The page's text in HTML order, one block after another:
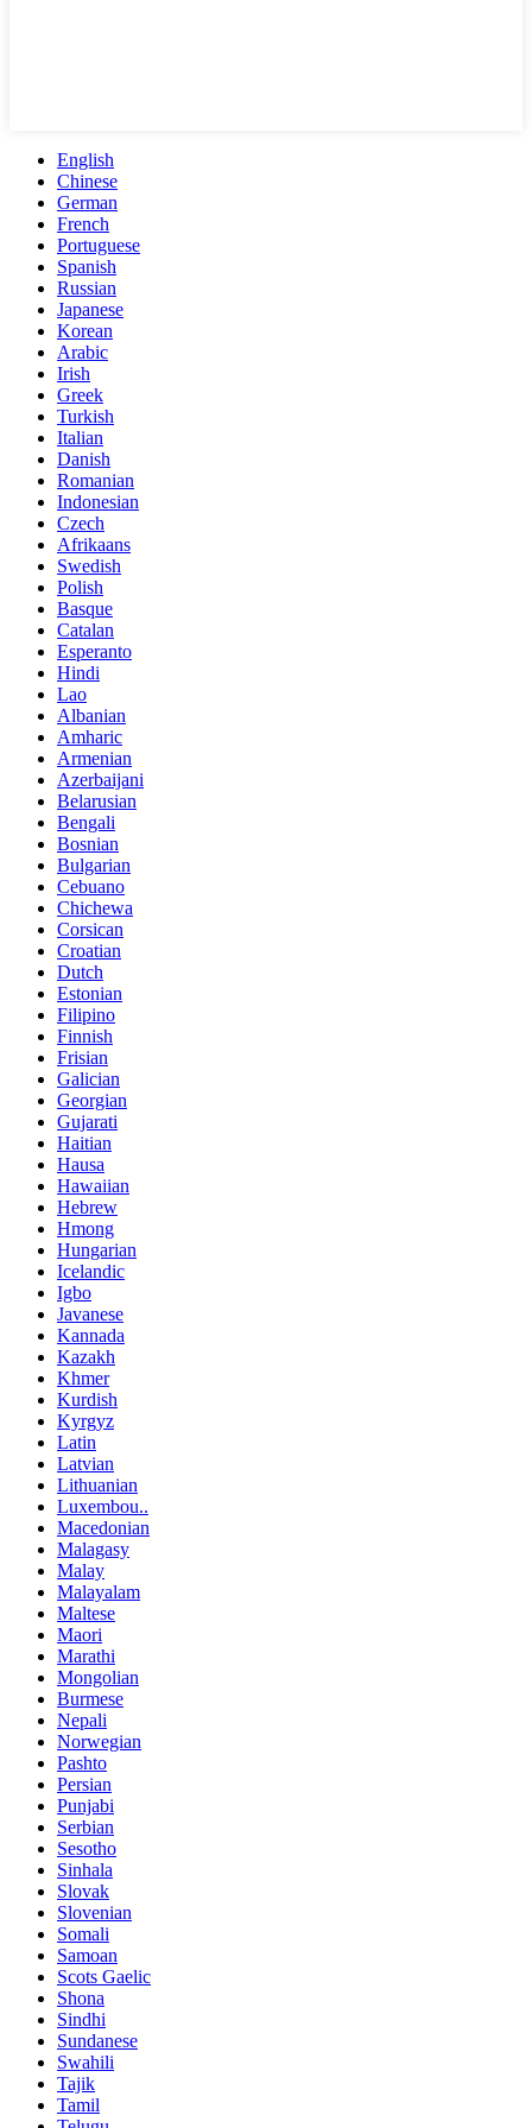
English
Chinese
German
French
Portuguese
Spanish
Russian
Japanese
Korean
Arabic
Irish
Greek
Turkish
Italian
Danish
Romanian
Indonesian
Czech
Afrikaans
Swedish
Polish
Basque
Catalan
Esperanto
Hindi
Lao
Albanian
Amharic
Armenian
Azerbaijani
Belarusian
Bengali
Bosnian
Bulgarian
Cebuano
Chichewa
Corsican
Croatian
Dutch
Estonian
Filipino
Finnish
Frisian
Galician
Georgian
Gujarati
Haitian
Hausa
Hawaiian
Hebrew
Hmong
Hungarian
Icelandic
Igbo
Javanese
Kannada
Kazakh
Khmer
Kurdish
Kyrgyz
Latin
Latvian
Lithuanian
Luxembou..
Macedonian
Malagasy
Malay
Malayalam
Maltese
Maori
Marathi
Mongolian
Burmese
Nepali
Norwegian
Pashto
Persian
Punjabi
Serbian
Sesotho
Sinhala
Slovak
Slovenian
Somali
Samoan
Scots Gaelic
Shona
Sindhi
Sundanese
Swahili
Tajik
Tamil